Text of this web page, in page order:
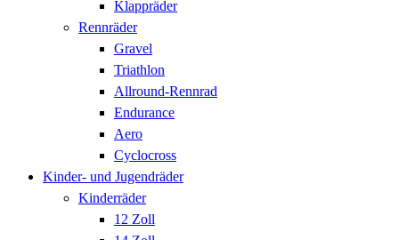
Klappräder
Rennräder
Gravel
Triathlon
Allround-Rennrad
Endurance
Aero
Cyclocross
Kinder- und Jugendräder
Kinderräder
12 Zoll